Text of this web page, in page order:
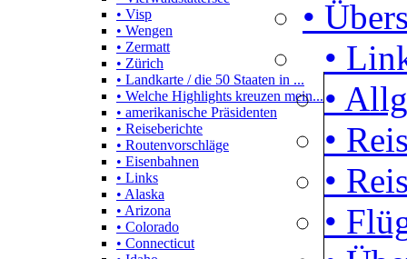
• Visp
• Wengen
• Zermatt
• Zürich
• Landkarte / die 50 Staaten in ...
• Welche Highlights kreuzen mein...
• amerikanische Präsidenten
• Reiseberichte
• Routenvorschläge
• Eisenbahnen
• Links
• Alaska
• Arizona
• Colorado
• Connecticut
•
•
•
•
•
•